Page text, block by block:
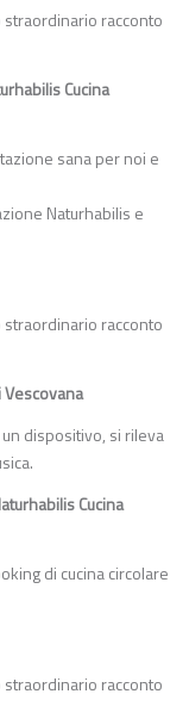
racconto
Cucina
sana per noi e
Naturhabilis e
racconto
Vescovana
dispositivo, si rileva
Cucina
di cucina circolare
racconto